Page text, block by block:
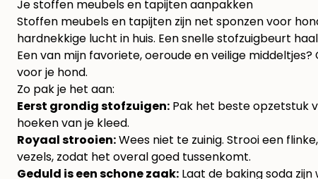
Je stoffen meubels en tapijten aanpakken
Stoffen meubels en tapijten zijn net sponzen voor
hardnekkige lucht in huis. Een snelle stofzuigbeurt
Een van mijn favoriete, oeroude en veilige middeltjes?
voor je hond.
Zo pak je het aan:
Eerst grondig stofzuigen: Pak het beste opzetstuk
hoeken van je kleed.
Royaal strooien:Wees niet te zuinig. Strooi een
vezels, zodat het overal goed tussenkomt.
Geduld is een schone zaak: Laat de baking soda